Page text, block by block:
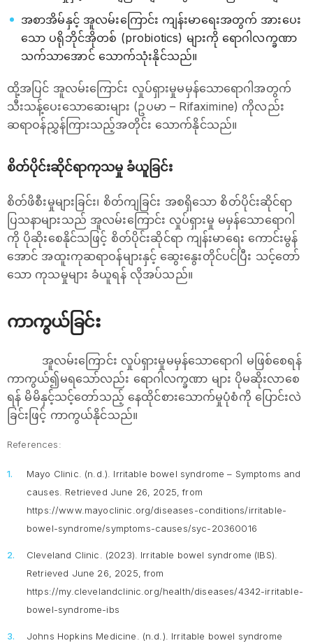
အစာအိမ်နှင့် အူလမ်းကြောင်း ကျန်းမာရေးအတွက် အားပေး
သော ပရိုဘိုင်အိုတစ် (probiotics) များကို ရောဂါလက္ခဏာ
သက်သာအောင် သောက်သုံးနိုင်သည်။
ထို့အပြင် အူလမ်းကြောင်း လှုပ်ရှားမှုမမှန်သောရောဂါအတွက်
သီးသန့်ပေးသောဆေးများ (ဥပမာ – Rifaximine) ကိုလည်း
ဆရာဝန်ညွှန်ကြားသည့်အတိုင်း သောက်နိုင်သည်။
စိတ်ပိုင်းဆိုင်ရာကုသမှု ခံယူခြင်း
စိတ်ဖိစီးမှုများခြင်း၊ စိတ်ကျခြင်း အစရှိသော စိတ်ပိုင်းဆိုင်ရာ
ပြသနာများသည် အူလမ်းကြောင်း လှုပ်ရှားမှု မမှန်သောရောဂါ
ကို ပိုဆိုးစေနိုင်သဖြင့် စိတ်ပိုင်းဆိုင်ရာ ကျန်းမာရေး ကောင်းမွန်
အောင် အထူးကုဆရာဝန်များနှင့် ဆွေးနွေးတိုင်ပင်ပြီး သင့်တော်
သော ကုသမှုများ ခံယူရန် လိုအပ်သည်။
ကာကွယ်ခြင်း
အူလမ်းကြောင်း လှုပ်ရှားမှုမမှန်သောရောဂါ မဖြစ်စေရန်
ကာကွယ်၍မရသော်လည်း ရောဂါလက္ခဏာ များ ပိုမဆိုးလာစေ
ရန် မိမိနှင့်သင့်တော်သည့် နေထိုင်စားသောက်မှုပုံစံကို ပြောင်းလဲ
ခြင်းဖြင့် ကာကွယ်နိုင်သည်။
References:
Mayo Clinic. (n.d.). Irritable bowel syndrome – Symptoms and
causes. Retrieved June 26, 2025, from
https://www.mayoclinic.org/diseases-conditions/irritable-
bowel-syndrome/symptoms-causes/syc-20360016
Cleveland Clinic. (2023). Irritable bowel syndrome (IBS).
Retrieved June 26, 2025, from
https://my.clevelandclinic.org/health/diseases/4342-irritable-
bowel-syndrome-ibs
Johns Hopkins Medicine. (n.d.). Irritable bowel syndrome